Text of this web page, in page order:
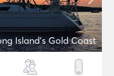
Island's Gold Coast